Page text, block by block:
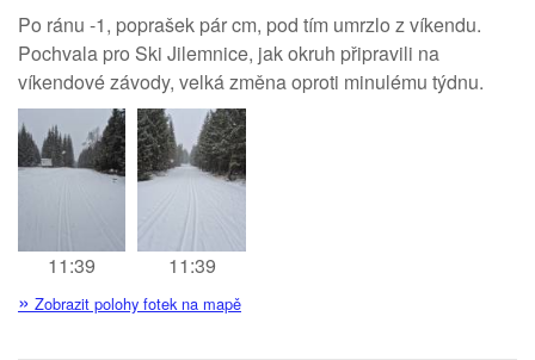
Po ránu -1, poprašek pár cm, pod tím umrzlo z víkendu.
Pochvala pro Ski Jilemnice, jak okruh připravili na
víkendové závody, velká změna oproti minulému týdnu.
11:39 11:39
» Zobrazit polohy fotek na mapě